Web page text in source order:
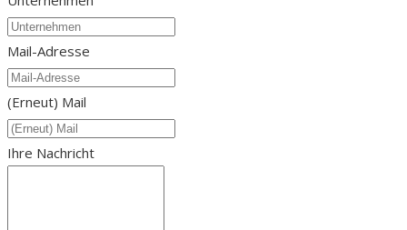
Mail-Adresse
(Erneut) Mail
Ihre Nachricht